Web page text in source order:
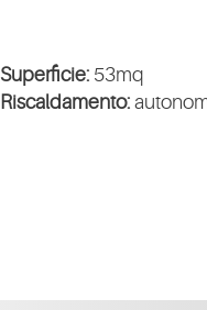
Superficie:53mq
Riscaldamento: